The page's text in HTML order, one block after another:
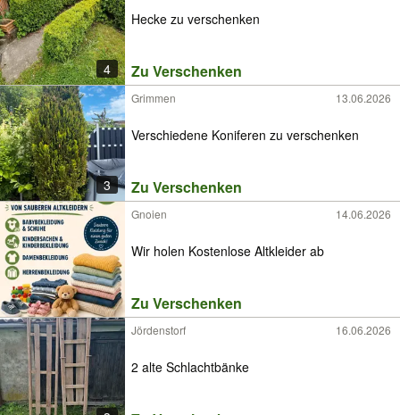
4
Hecke zu verschenken
Zu Verschenken
3
Grimmen 13.06.2026
Verschiedene Koniferen zu verschenken
Zu Verschenken
Gnoien 14.06.2026
Wir holen Kostenlose Altkleider ab
Zu Verschenken
Jördenstorf 16.06.2026
2 alte Schlachtbänke